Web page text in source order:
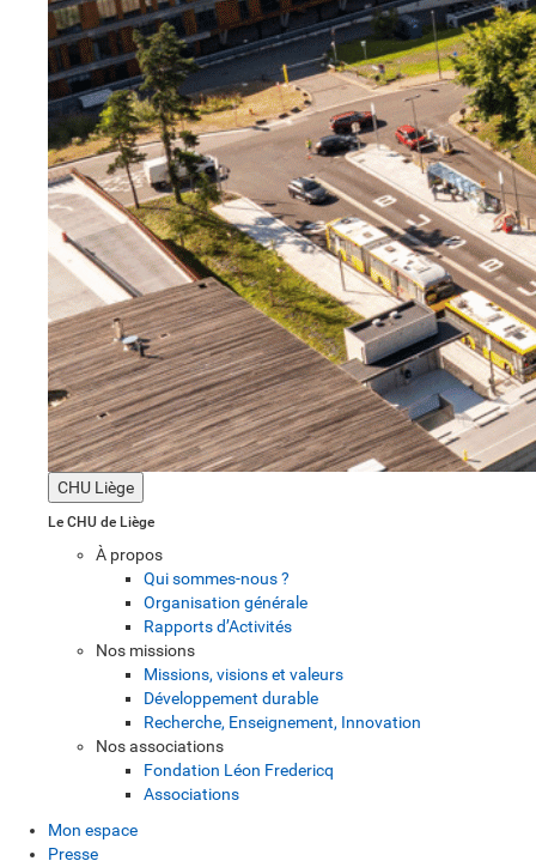
CHU Liège
Le CHU de Liège
À propos
Qui sommes-nous ?
Organisation générale
Rapports d’Activités
Nos missions
Missions, visions et valeurs
Développement durable
Recherche, Enseignement, Innovation
Nos associations
Fondation Léon Fredericq
Associations
Mon espace
Presse